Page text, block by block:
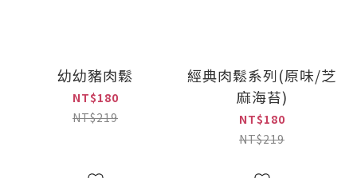
幼幼豬肉鬆
NT$180
NT$219
經典肉鬆系列(原味/芝
麻海苔)
NT$180
NT$219